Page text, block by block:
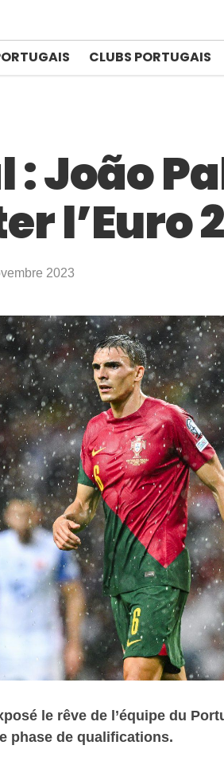
CLUBS PORTUGAIS
João
l’Euro
2023
le rêve de l’équipe du
phase de qualifications.